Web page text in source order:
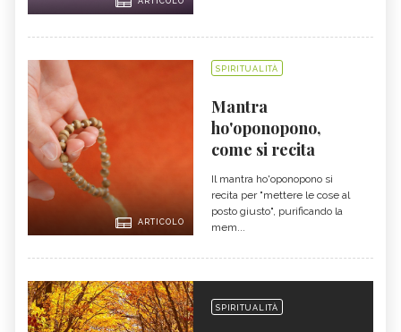
ARTICOLO
SPIRITUALITÀ
Mantra
ho'oponopono,
come si recita
Il mantra ho'oponopono si
recita per "mettere le cose al
posto giusto", purificando la
mem...
SPIRITUALITÀ